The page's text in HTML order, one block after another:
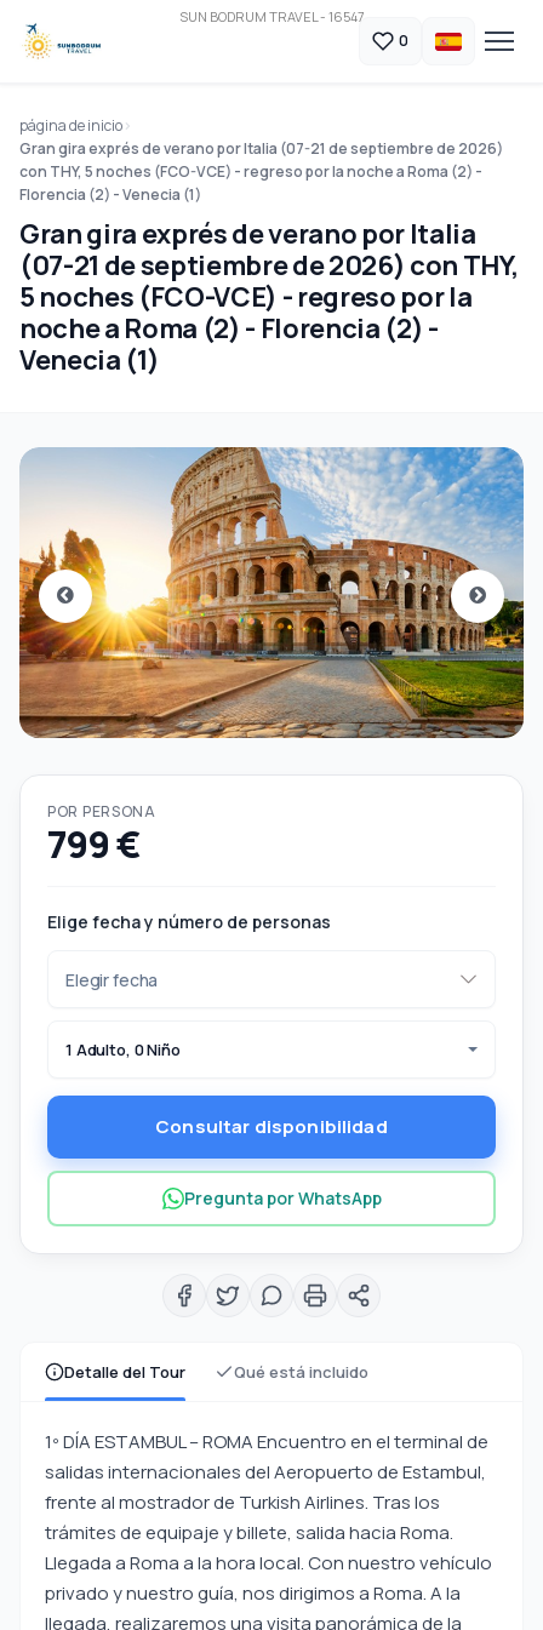
SUN BODRUM TRAVEL - 16547
0
página de inicio
Gran gira exprés de verano por Italia (07-21 de septiembre de 2026)
con THY, 5 noches (FCO-VCE) - regreso por la noche a Roma (2) -
Florencia (2) - Venecia (1)
Gran gira exprés de verano por Italia
(07-21 de septiembre de 2026) con THY,
5 noches (FCO-VCE) - regreso por la
noche a Roma (2) - Florencia (2) -
Venecia (1)
Detalle del Tour Qué está incluido
1º DÍA ESTAMBUL – ROMA Encuentro en el terminal de
salidas internacionales del Aeropuerto de Estambul,
frente al mostrador de Turkish Airlines. Tras los
trámites de equipaje y billete, salida hacia Roma.
Llegada a Roma a la hora local. Con nuestro vehículo
privado y nuestro guía, nos dirigimos a Roma. A la
llegada, realizaremos una visita panorámica de la
POR PERSONA
799 €
Elige fecha y número de personas
1 Adulto, 0 Niño
Consultar disponibilidad
Pregunta por WhatsApp